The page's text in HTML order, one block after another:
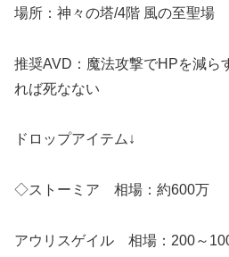
場所：神々の塔/4階 風の至聖場
推奨AVD：魔法攻撃でHPを減ら
れば死なない
ドロップアイテム↓
◇ストーミア 相場：約600万
アウリスゲイル 相場：200～